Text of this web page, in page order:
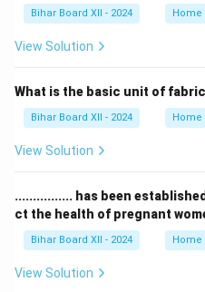
Bihar Board XII - 2024
View Solution
What is the basic unit of
Bihar Board XII - 2024
View Solution
................ has been
ct the health of pregnant
Bihar Board XII - 2024
View Solution